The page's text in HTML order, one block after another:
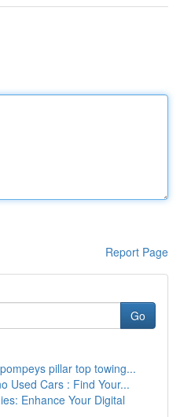
Report Page
Go
pillar top towing...
Used Cars : Find Your...
Enhance Your Digital